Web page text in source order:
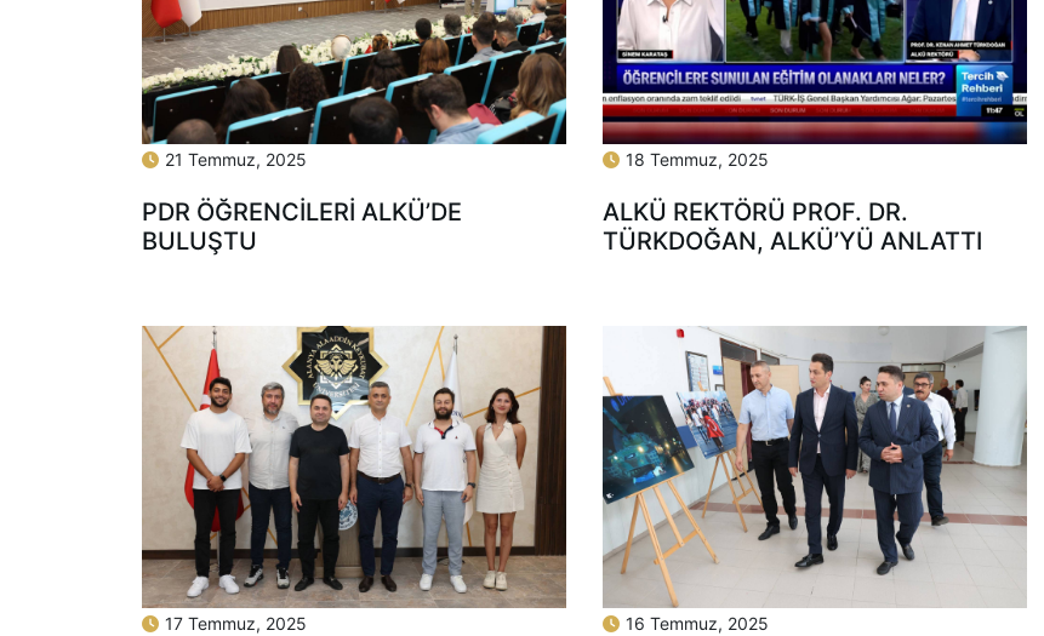
21 Temmuz, 2025
PDR ÖĞRENCİLERİ ALKÜ’DE
BULUŞTU
18 Temmuz, 2025
ALKÜ REKTÖRÜ PROF. DR.
TÜRKDOĞAN, ALKÜ’YÜ ANLATTI
17 Temmuz, 2025 16 Temmuz, 2025